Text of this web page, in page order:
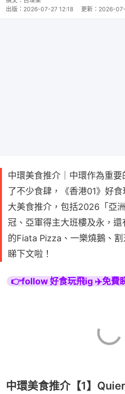
出版： 2026-07-27 12:18 更新： 2026-
中環美食推介｜中環作為重
了不少食肆，《香港01》好
大美食推介，包括2026「亞
冠、亞軍得主大班樓及永，
的Fiata Pizza、一樂燒鵝、
睇下文啦！
👉follow 好食玩飛ig ✈️免費
中環美食推介【1】